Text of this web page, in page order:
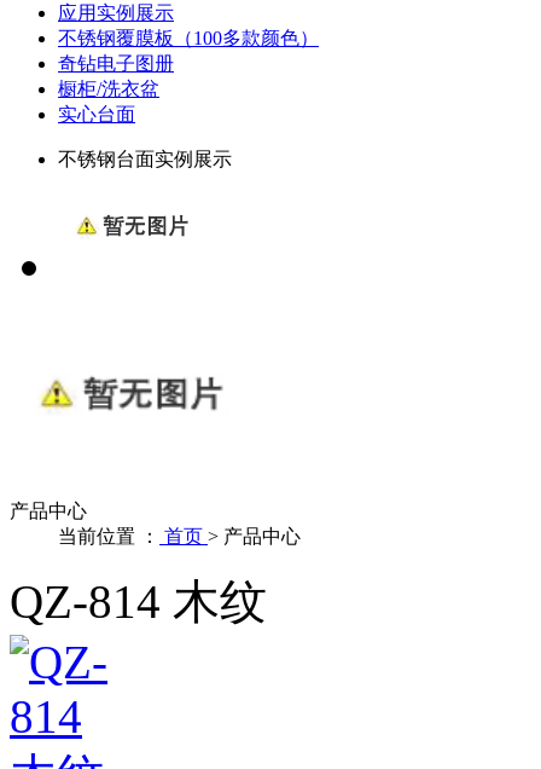
应用实例展示
不锈钢覆膜板（100多款颜色）
奇钻电子图册
橱柜/洗衣盆
实心台面
不锈钢台面实例展示
产品中心
当前位置 ：
首页 > 产品中心
QZ-814 木纹